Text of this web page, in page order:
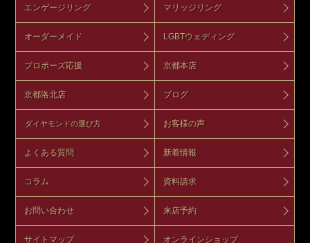
エンゲージリング マリッジリング
オーダーメイド LGBTウェディング
プロポーズ応援 京都本店
京都洛北店 ブログ
ダイヤモンドの選び方 お客様の声
よくある質問 新着情報
コラム 資料請求
お問い合わせ 来店予約
サイトマップ オンラインショップ